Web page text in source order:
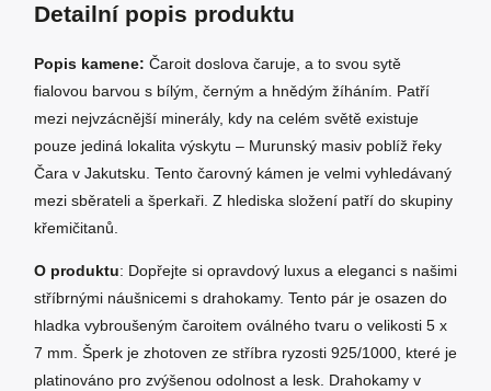
Detailní popis produktu
Popis kamene: Čaroit doslova čaruje, a to svou sytě
fialovou barvou s bílým, černým a hnědým žíháním. Patří
mezi nejvzácnější minerály, kdy na celém světě existuje
pouze jediná lokalita výskytu – Murunský masiv poblíž řeky
Čara v Jakutsku. Tento čarovný kámen je velmi vyhledávaný
mezi sběrateli a šperkaři. Z hlediska složení patří do skupiny
křemičitanů.
O produktu: Dopřejte si opravdový luxus a eleganci s našimi
stříbrnými náušnicemi s drahokamy. Tento pár je osazen do
hladka vybroušeným čaroitem oválného tvaru o velikosti 5 x
7 mm. Šperk je zhotoven ze stříbra ryzosti 925/1000, které je
platinováno pro zvýšenou odolnost a lesk. Drahokamy v